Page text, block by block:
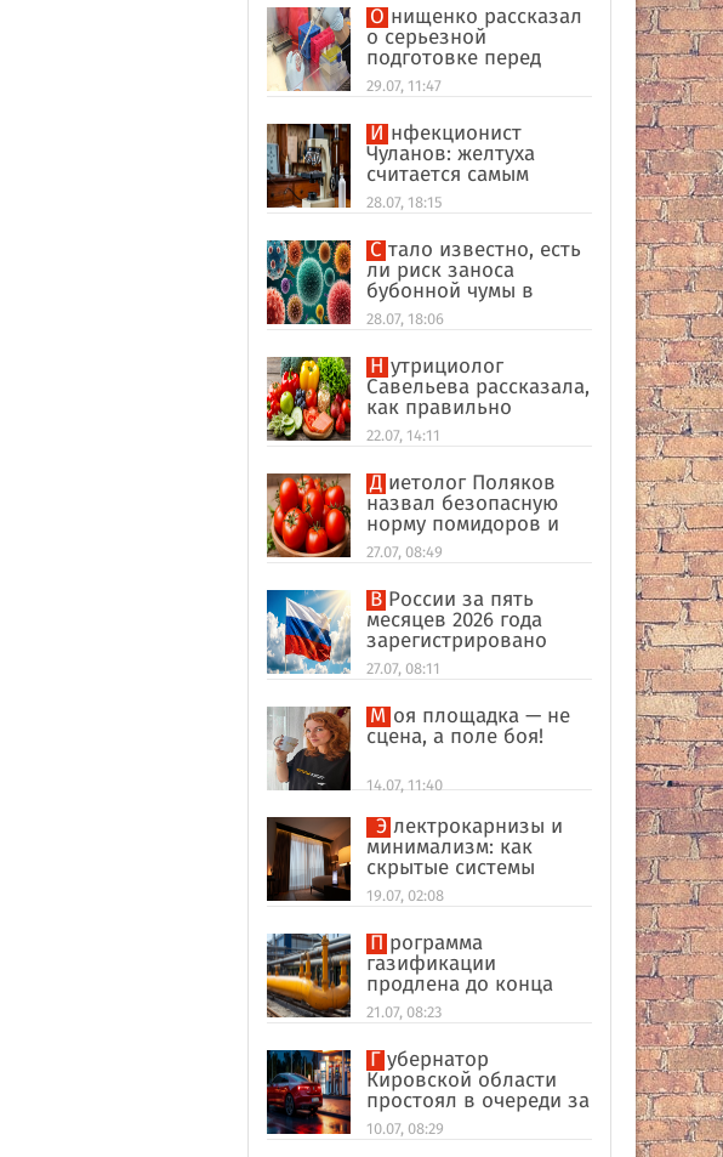
Онищенко рассказал
о серьезной
подготовке перед
отпуском в
экзотические страны
29.07, 11:47
Инфекционист
Чуланов: желтуха
считается самым
главным признаком
гепатита
28.07, 18:15
Стало известно, есть
ли риск заноса
бубонной чумы в
Россию
28.07, 18:06
Нутрициолог
Савельева рассказала,
как правильно
формировать
пищевые привычки
22.07, 14:11
Диетолог Поляков
назвал безопасную
норму помидоров и
огурцов
27.07, 08:49
В России за пять
месяцев 2026 года
зарегистрировано
рекордное число
иностранных
компаний
27.07, 08:11
Моя площадка — не
сцена, а поле боя!
14.07, 11:40
Электрокарнизы и
минимализм: как
скрытые системы
делают интерьер
дороже
19.07, 02:08
Программа
газификации
продлена до конца
2026 года
21.07, 08:23
Губернатор
Кировской области
простоял в очереди за
топливом
10.07, 08:29